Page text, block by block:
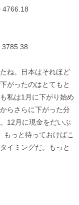
4766.18
3785.38
ね。日本はそれほど
がったのはとてもと
私は1月に下がり始め
らさらに下がった分
12月に現金をだいぶ
っと待っておけばこ
イミングだ。もっと